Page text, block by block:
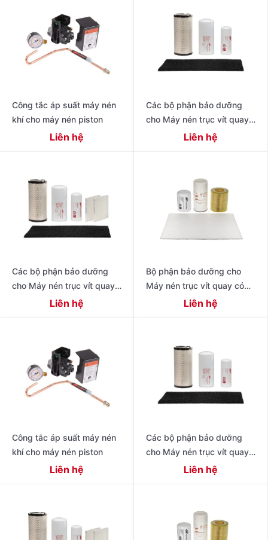
Công tắc áp suất máy nén
khí cho máy nén piston
Liên hệ
Các bộ phận bảo dưỡng
cho Máy nén trục vít quay
có dầu thế hệ tiếp theo R
Liên hệ
Các bộ phận bảo dưỡng
cho Máy nén trục vít quay
có dầu hiệu suất cao thế hệ
Liên hệ
Bộ phận bảo dưỡng cho
Máy nén trục vít quay có
dầu 4-11 kW Dòng R
Liên hệ
Công tắc áp suất máy nén
khí cho máy nén piston
Liên hệ
Các bộ phận bảo dưỡng
cho Máy nén trục vít quay
có dầu thế hệ tiếp theo R
Liên hệ